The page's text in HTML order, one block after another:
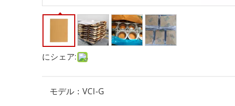
にシェア:
モデル： VCI-G